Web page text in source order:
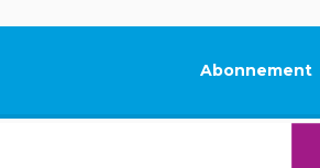
Abonnement